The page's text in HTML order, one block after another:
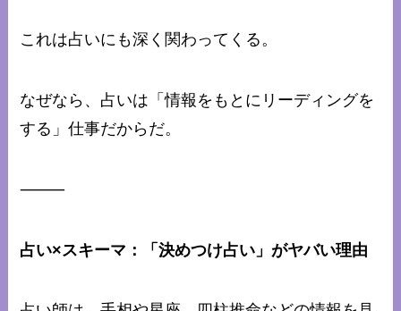
これは占いにも深く関わってくる。
なぜなら、占いは「情報をもとにリーディングを
する」仕事だからだ。
⸻
占い×スキーマ：「決めつけ占い」がヤバい理由